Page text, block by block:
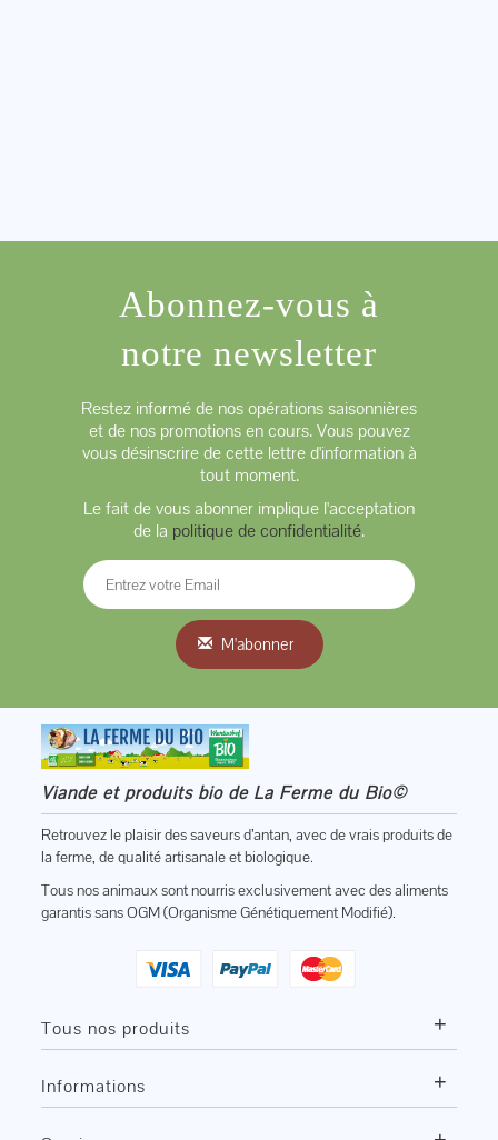
Abonnez-vous à
notre newsletter
Restez informé de nos opérations saisonnières
et de nos promotions en cours. Vous pouvez
vous désinscrire de cette lettre d'information à
tout moment.
Le fait de vous abonner implique l'acceptation
de la politique de confidentialité.
M'abonner
Viande et produits bio de La Ferme du Bio©
Retrouvez le plaisir des saveurs d’antan, avec de vrais produits de
la ferme, de qualité artisanale et biologique.
Tous nos animaux sont nourris exclusivement avec des aliments
garantis sans OGM (Organisme Génétiquement Modifié).
Tous nos produits +
Informations +